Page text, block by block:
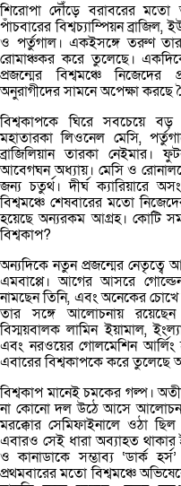
শিরোপা দৌঁড়ে বরাবরের মতো
পাঁচবারের বিশ্বচ্যাম্পিয়ন ব্রাজিল,
ও পর্তুগাল। একইসঙ্গে তরুণ
রোমাঞ্চকর করে তুলেছে।
প্রজন্মের বিশ্বমঞ্চে
অনুরাগীদের সামনে অপেক্ষা করছে
বিশ্বকাপকে ঘিরে সবচেয়ে বড়
মহাতারকা লিওনেল মেসি,
ব্রাজিলিয়ান তারকা
আবেগঘন অধ্যায়। মেসি ও
জন্য চতুর্থ। দীর্ঘ ক্যারিয়ারে
বিশ্বমঞ্চে শেষবারের মতো
হয়েছে অন্যরকম আগ্রহ। কোটি
বিশ্বকাপ?
অন্যদিকে নতুন প্রজন্মের নেতৃত্বে
এমবাপ্পে। আগের আসরে
নামছেন তিনি, এবং অনেকের
তার সঙ্গে আলোচনায় রয়েছেন
বিস্ময়বালক লামিন ইয়ামাল,
এবং নরওয়ের গোলমেশিন আর্লিং
এবারের বিশ্বকাপকে করে তুলেছে
বিশ্বকাপ মানেই চমকের গল্প।
না কোনো দল উঠে আসে
মরক্কোর সেমিফাইনালে ওঠা
এবারও সেই ধারা অব্যাহত থাকার
ও কানাডাকে সম্ভাব্য ‘ডার্ক
প্রথমবারের মতো বিশ্বমঞ্চে